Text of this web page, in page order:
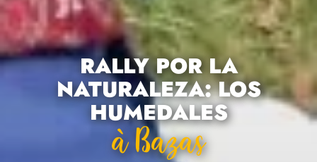
RALLY POR LA
NATURALEZA: LOS
HUMEDALES
À Bazas